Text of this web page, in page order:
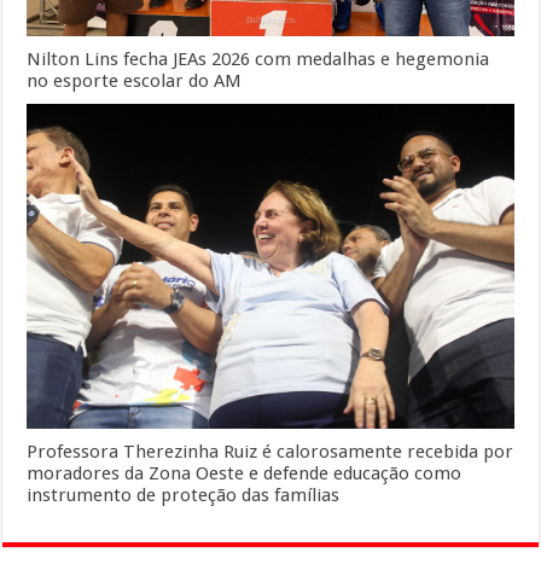
Nilton Lins fecha JEAs 2026 com medalhas e hegemonia
no esporte escolar do AM
Professora Therezinha Ruiz é calorosamente recebida por
moradores da Zona Oeste e defende educação como
instrumento de proteção das famílias